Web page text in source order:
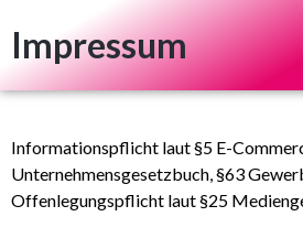
Impressum
Informationspflicht laut §5 E-
Unternehmensgesetzbuch, §63
Offenlegungspflicht laut §25